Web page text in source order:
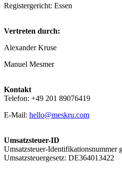
Registergericht: Essen
Vertreten durch:
Alexander Kruse
Manuel Mesmer
Kontakt
Telefon: +49 201 89076419
E-Mail: hello@meskru.com
Umsatzsteuer-ID
Umsatzsteuer-Identifikationsnummer
Umsatzsteuergesetz: DE364013422